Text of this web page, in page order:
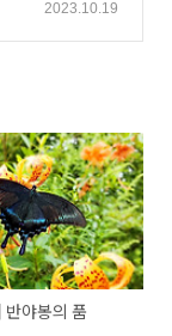
2023.10.19
야봉의 품